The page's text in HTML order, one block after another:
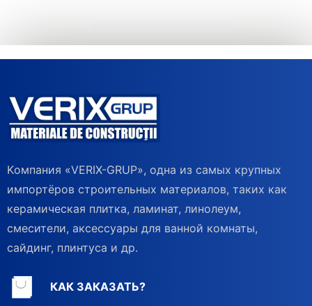
Kомпания «VERIX-GRUP», одна из самых крупных
импортёров строительных материалов, таких как
керамическая плитка, ламинат, линолеум,
смесители, аксессуары для ванной комнаты,
сайдинг, плинтуса и др.
КАК ЗАКАЗАТЬ?